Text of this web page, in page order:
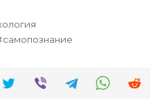
самопознание